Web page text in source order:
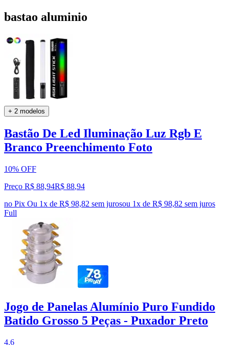
bastao aluminio
+ 2 modelos
Bastão De Led Iluminação Luz Rgb E
Branco Preenchimento Foto
10% OFF
Preço R$ 88,94R$ 88,94
no Pix Ou 1x de R$ 98,82 sem jurosou 1x de R$ 98,82 sem juros
Full
Jogo de Panelas Alumínio Puro Fundido
Batido Grosso 5 Peças - Puxador Preto
4.6